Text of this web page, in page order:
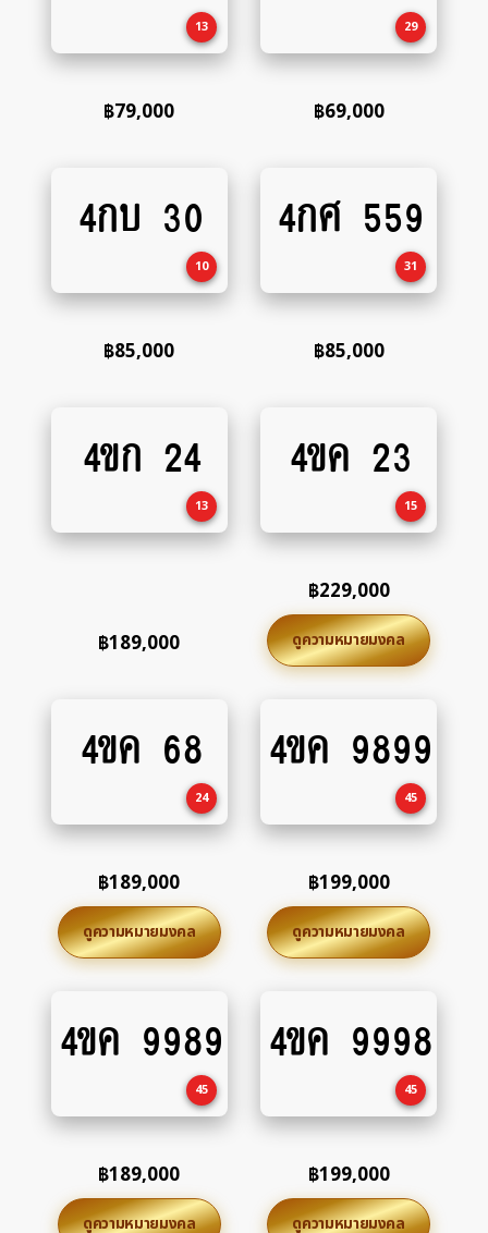
13
฿79,000
29
฿69,000
to
4กบ 30
10
฿85,000
to
4กศ 559
31
฿85,000
to
4ขก 24
13
฿189,000
to
4ขค 23
15
฿229,000
ดูความหมายมงคล
to
4ขค 68
24
฿189,000
ดูความหมายมงคล
to
4ขค 9899
45
฿199,000
ดูความหมายมงคล
to
4ขค 9989
45
฿189,000
ดูความหมายมงคล
to
4ขค 9998
45
฿199,000
ดูความหมายมงคล